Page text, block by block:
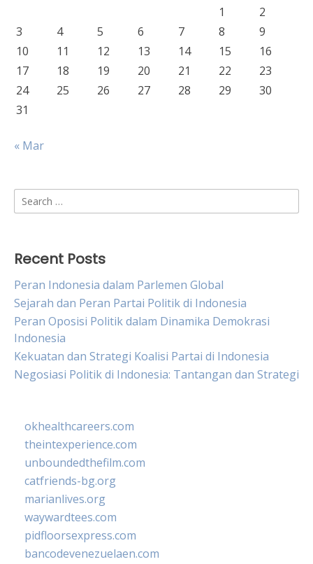
1
2
3
4 5 6 7 8
9
10
11 12 13 14 15
16
17
18 19 20 21 22
23
24
25 26 27 28 29
30
31
« Mar
Search
for:
Recent Posts
Peran Indonesia dalam Parlemen Global
Sejarah dan Peran Partai Politik di Indonesia
Peran Oposisi Politik dalam Dinamika Demokrasi
Indonesia
Kekuatan dan Strategi Koalisi Partai di Indonesia
Negosiasi Politik di Indonesia: Tantangan dan Strategi
okhealthcareers.com
theintexperience.com
unboundedthefilm.com
catfriends-bg.org
marianlives.org
waywardtees.com
pidfloorsexpress.com
bancodevenezuelaen.com